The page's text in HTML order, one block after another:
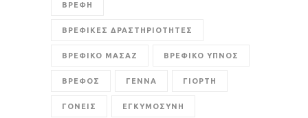
ΒΡΕΦΗ
ΒΡΕΦΙΚΕΣ ΔΡΑΣΤΗΡΙΟΤΗΤΕΣ
ΒΡΕΦΙΚΟ ΜΑΣΑΖ ΒΡΕΦΙΚΟ ΥΠΝΟΣ
ΒΡΕΦΟΣ ΓΕΝΝΑ ΓΙΟΡΤΗ
ΓΟΝΕΙΣ ΕΓΚΥΜΟΣΥΝΗ